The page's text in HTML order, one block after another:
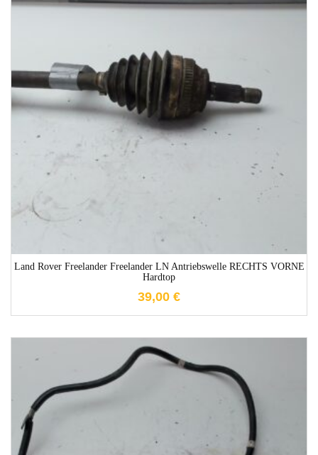
Land Rover Freelander Freelander LN Antriebswelle RECHTS VORNE
Hardtop
39,00 €
1-3 Werktage